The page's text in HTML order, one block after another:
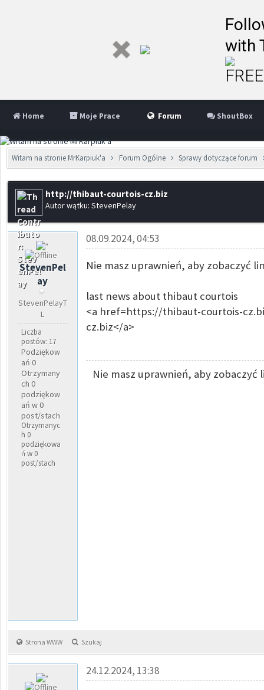
with
Home Moje Prace Forum ShoutBox
Witam na stronie MrKarpiuk'a Forum Ogólne Sprawy dotyczące forum
http://thibaut-courtois-cz.biz
Autor wątku: StevenPelay
StevenPel
ay
StevenPelayT
L
Liczba
postów: 17
Podziękow
ań 0
Otrzymany
ch 0
podziękow
ań w 0
post/stach
Otrzymanyc
h 0
podziękowa
ń w 0
post/stach
08.09.2024, 04:53
Nie masz uprawnień, aby zobaczyć
last news about thibaut courtois
<a href=https://thibaut-courtois-
cz.biz</a>
Nie masz uprawnień, aby zobaczyć
Strona WWW Szukaj
24.12.2024, 13:38